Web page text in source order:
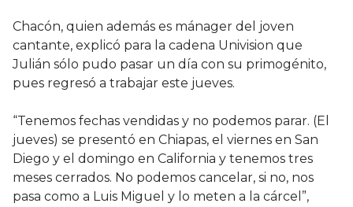
Chacón, quien además es mánager del joven
cantante, explicó para la cadena Univision que
Julián sólo pudo pasar un día con su primogénito,
pues regresó a trabajar este jueves.
“Tenemos fechas vendidas y no podemos parar. (El
jueves) se presentó en Chiapas, el viernes en San
Diego y el domingo en California y tenemos tres
meses cerrados. No podemos cancelar, si no, nos
pasa como a Luis Miguel y lo meten a la cárcel”,